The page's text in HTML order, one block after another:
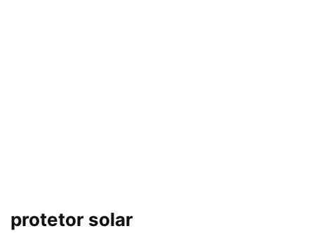
protetor solar